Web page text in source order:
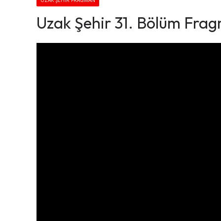
Uzak Şehir 31. Bölüm